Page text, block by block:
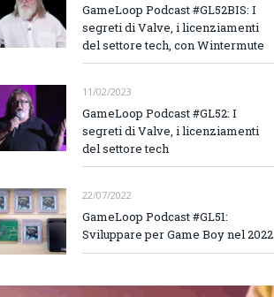
GameLoop Podcast #GL52BIS: I
segreti di Valve, i licenziamenti
del settore tech, con Wintermute
11/02/2023
GameLoop Podcast #GL52: I
segreti di Valve, i licenziamenti
del settore tech
22/07/2022
GameLoop Podcast #GL51:
Sviluppare per Game Boy nel 2022